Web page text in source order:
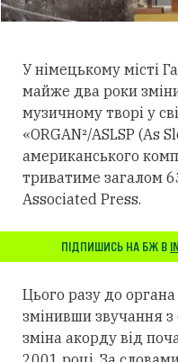
У німецькому місті
майже два роки
музичному творі у
«ORGAN²/ASLSP (As
американського
триватиме загалом
Associated Press.
ПІДПИШИСЬ НА БЖ В
Цього разу до
змінивши звучання з
зміна акорду від